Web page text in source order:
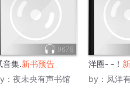
9679
音集.新书预告
： 夜未央有声书馆
洋圈- -！
by： 凤洋